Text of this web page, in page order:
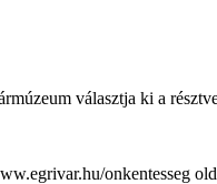
választja ki a
onkentesseg